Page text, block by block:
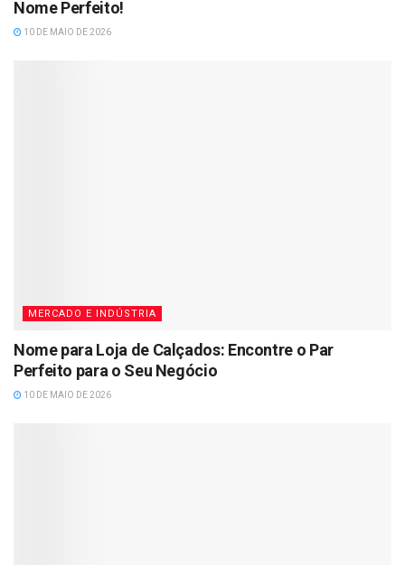
Nome Perfeito!
10 DE MAIO DE 2026
MERCADO E INDÚSTRIA
Nome para Loja de Calçados: Encontre o Par
Perfeito para o Seu Negócio
10 DE MAIO DE 2026